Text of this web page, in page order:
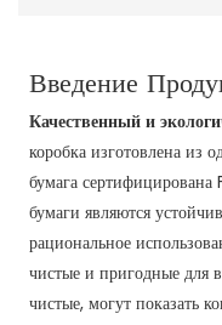
Введение
Качественный и
коробка изготовлена ​​из
бумага сертифицирована
бумаги являются
рациональное
чистые и пригодные для
чистые, могут показать